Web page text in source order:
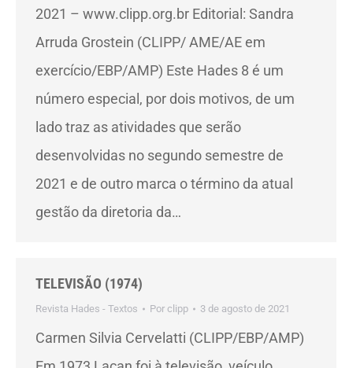
2021 – www.clipp.org.br Editorial: Sandra
Arruda Grostein (CLIPP/ AME/AE em
exercício/EBP/AMP) Este Hades 8 é um
número especial, por dois motivos, de um
lado traz as atividades que serão
desenvolvidas no segundo semestre de
2021 e de outro marca o término da atual
gestão da diretoria da…
TELEVISÃO (1974)
Revista Hades - Textos Por clipp 3 de agosto de 2021
Carmen Silvia Cervelatti (CLIPP/EBP/AMP)